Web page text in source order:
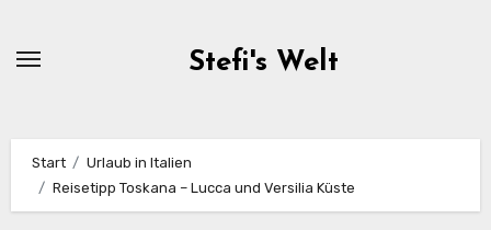
Stefi's Welt
Start
Urlaub in Italien
Reisetipp Toskana – Lucca und Versilia Küste